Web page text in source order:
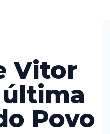
Vitor
Povo